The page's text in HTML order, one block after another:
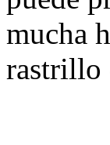
mucha
rastrillo